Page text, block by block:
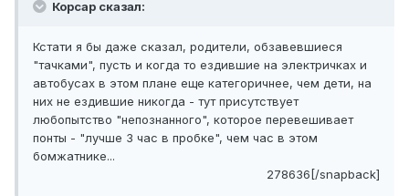
Корсар сказал:
Кстати я бы даже сказал, родители, обзавевшиеся
"тачками", пусть и когда то ездившие на электричках и
автобусах в этом плане еще категоричнее, чем дети, на
них не ездившие никогда - тут присутствует
любопытство "непознанного", которое перевешивает
понты - "лучше 3 час в пробке", чем час в этом
бомжатнике...
278636[/snapback]